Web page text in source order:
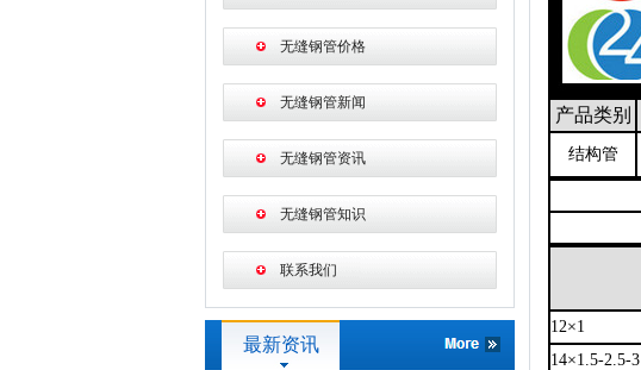
无缝钢管价格
无缝钢管新闻
无缝钢管资讯
无缝钢管知识
联系我们
最新资讯
产品类别
结构管
12×1
14×1.5-2.5-3